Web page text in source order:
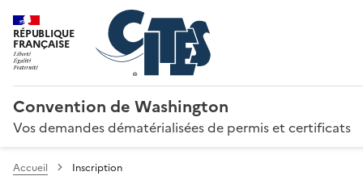
RÉPUBLIQUE
FRANÇAISE
Convention de Washington
Vos demandes dématérialisées de permis et certificats
Accueil Inscription